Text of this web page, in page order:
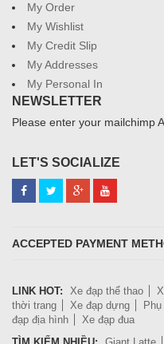
My Order
My Wishlist
My Credit Slip
My Addresses
My Personal In
NEWSLETTER
Please enter your mailchimp
LET'S SOCIALIZE
ACCEPTED PAYMENT
LINK HOT: Xe đạp thể thao
thời trang
Xe đạp dựng
đạp địa hình
Xe đạp đua